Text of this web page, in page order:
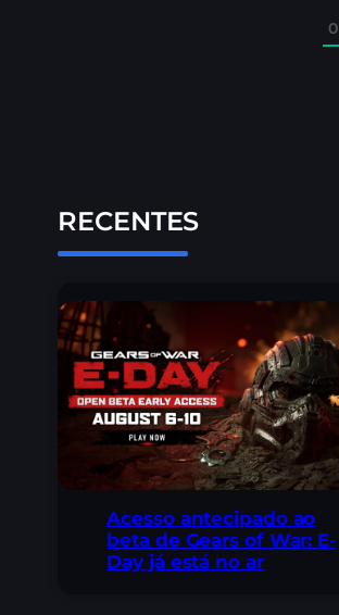
0
RECENTES
Acesso antecipado ao
beta de Gears of War: E-
Day já está no ar